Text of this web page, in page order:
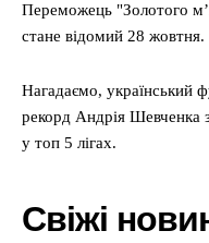
Переможець "Золотого
стане відомий 28 жовтня.
Нагадаємо, український
рекорд Андрія Шевченка
у топ 5 лігах.
Свіжі